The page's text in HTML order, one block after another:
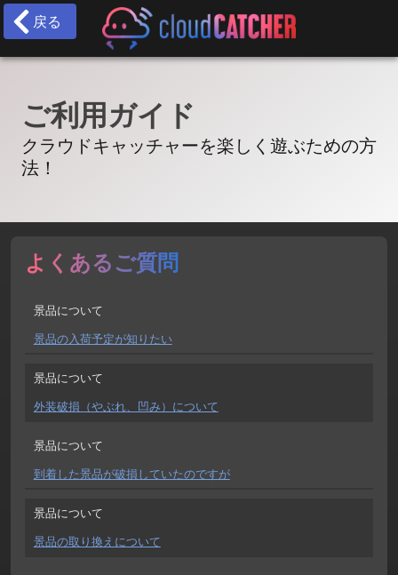
戻る
ご利用ガイド
クラウドキャッチャーを楽しく遊ぶための方
法！
よくあるご質問
景品について
景品の入荷予定が知りたい
景品について
外装破損（やぶれ、凹み）について
景品について
到着した景品が破損していたのですが
景品について
景品の取り換えについて